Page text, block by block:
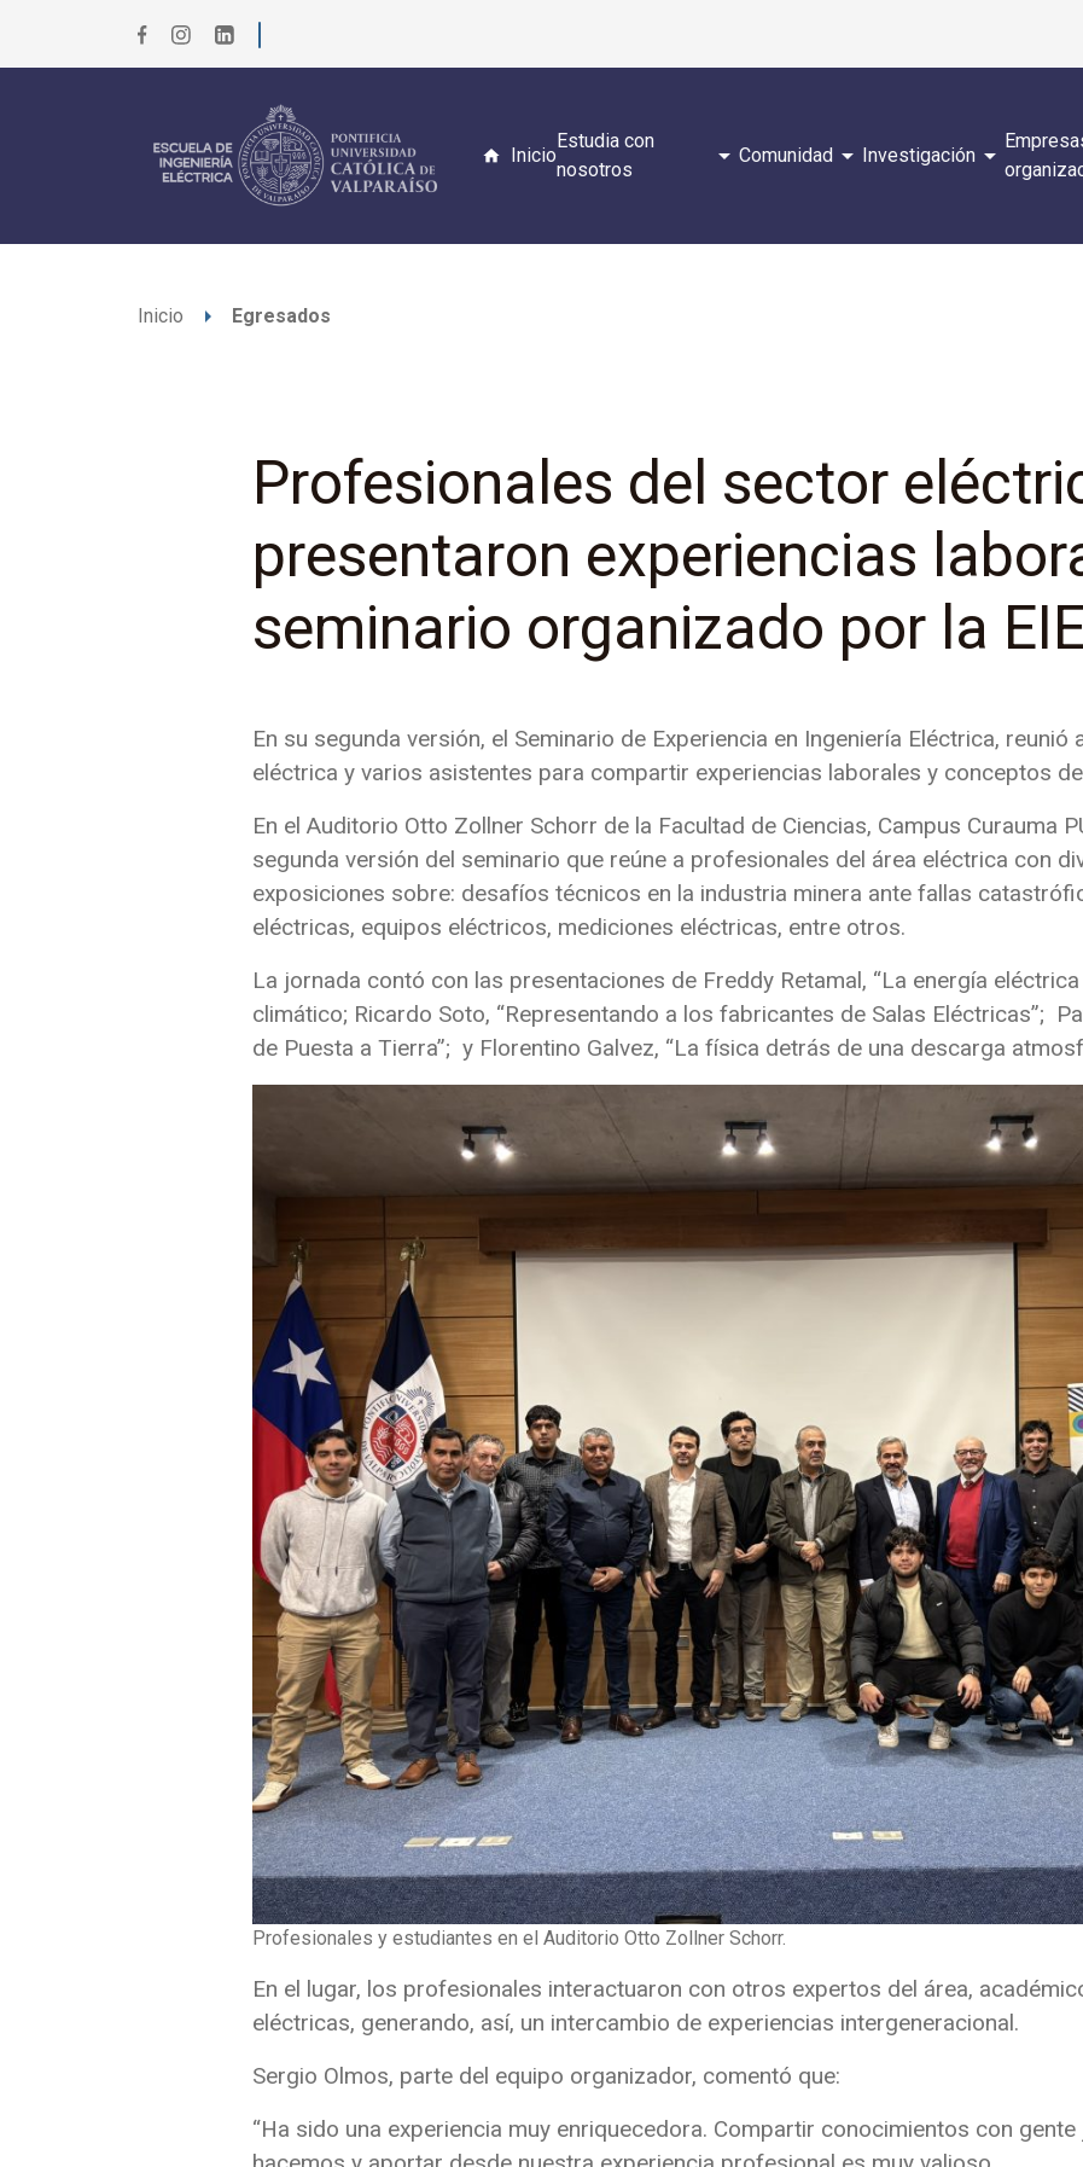
Inicio
Estudia con
nosotros
arrow_drop_down Comunidadarrow_drop_down Investigaciónarrow_drop_down
Inicio arrow_right Egresados
Profesionales del sector
presentaron experiencias
seminario organizado por la
En su segunda versión, el Seminario de Experiencia en Ingeniería Eléctrica,
eléctrica y varios asistentes para compartir experiencias laborales y conceptos
En el Auditorio Otto Zollner Schorr de la Facultad de Ciencias, Campus Curauma
segunda versión del seminario que reúne a profesionales del área eléctrica con
exposiciones sobre: desafíos técnicos en la industria minera ante fallas
eléctricas, equipos eléctricos, mediciones eléctricas, entre otros.
La jornada contó con las presentaciones de Freddy Retamal, “La energía
climático; Ricardo Soto, “Representando a los fabricantes de Salas Eléctricas”;
de Puesta a Tierra”; y Florentino Galvez, “La física detrás de una descarga
Profesionales y estudiantes en el Auditorio Otto Zollner Schorr.
En el lugar, los profesionales interactuaron con otros expertos del área,
eléctricas, generando, así, un intercambio de experiencias intergeneracional.
Sergio Olmos, parte del equipo organizador, comentó que:
“Ha sido una experiencia muy enriquecedora. Compartir conocimientos con